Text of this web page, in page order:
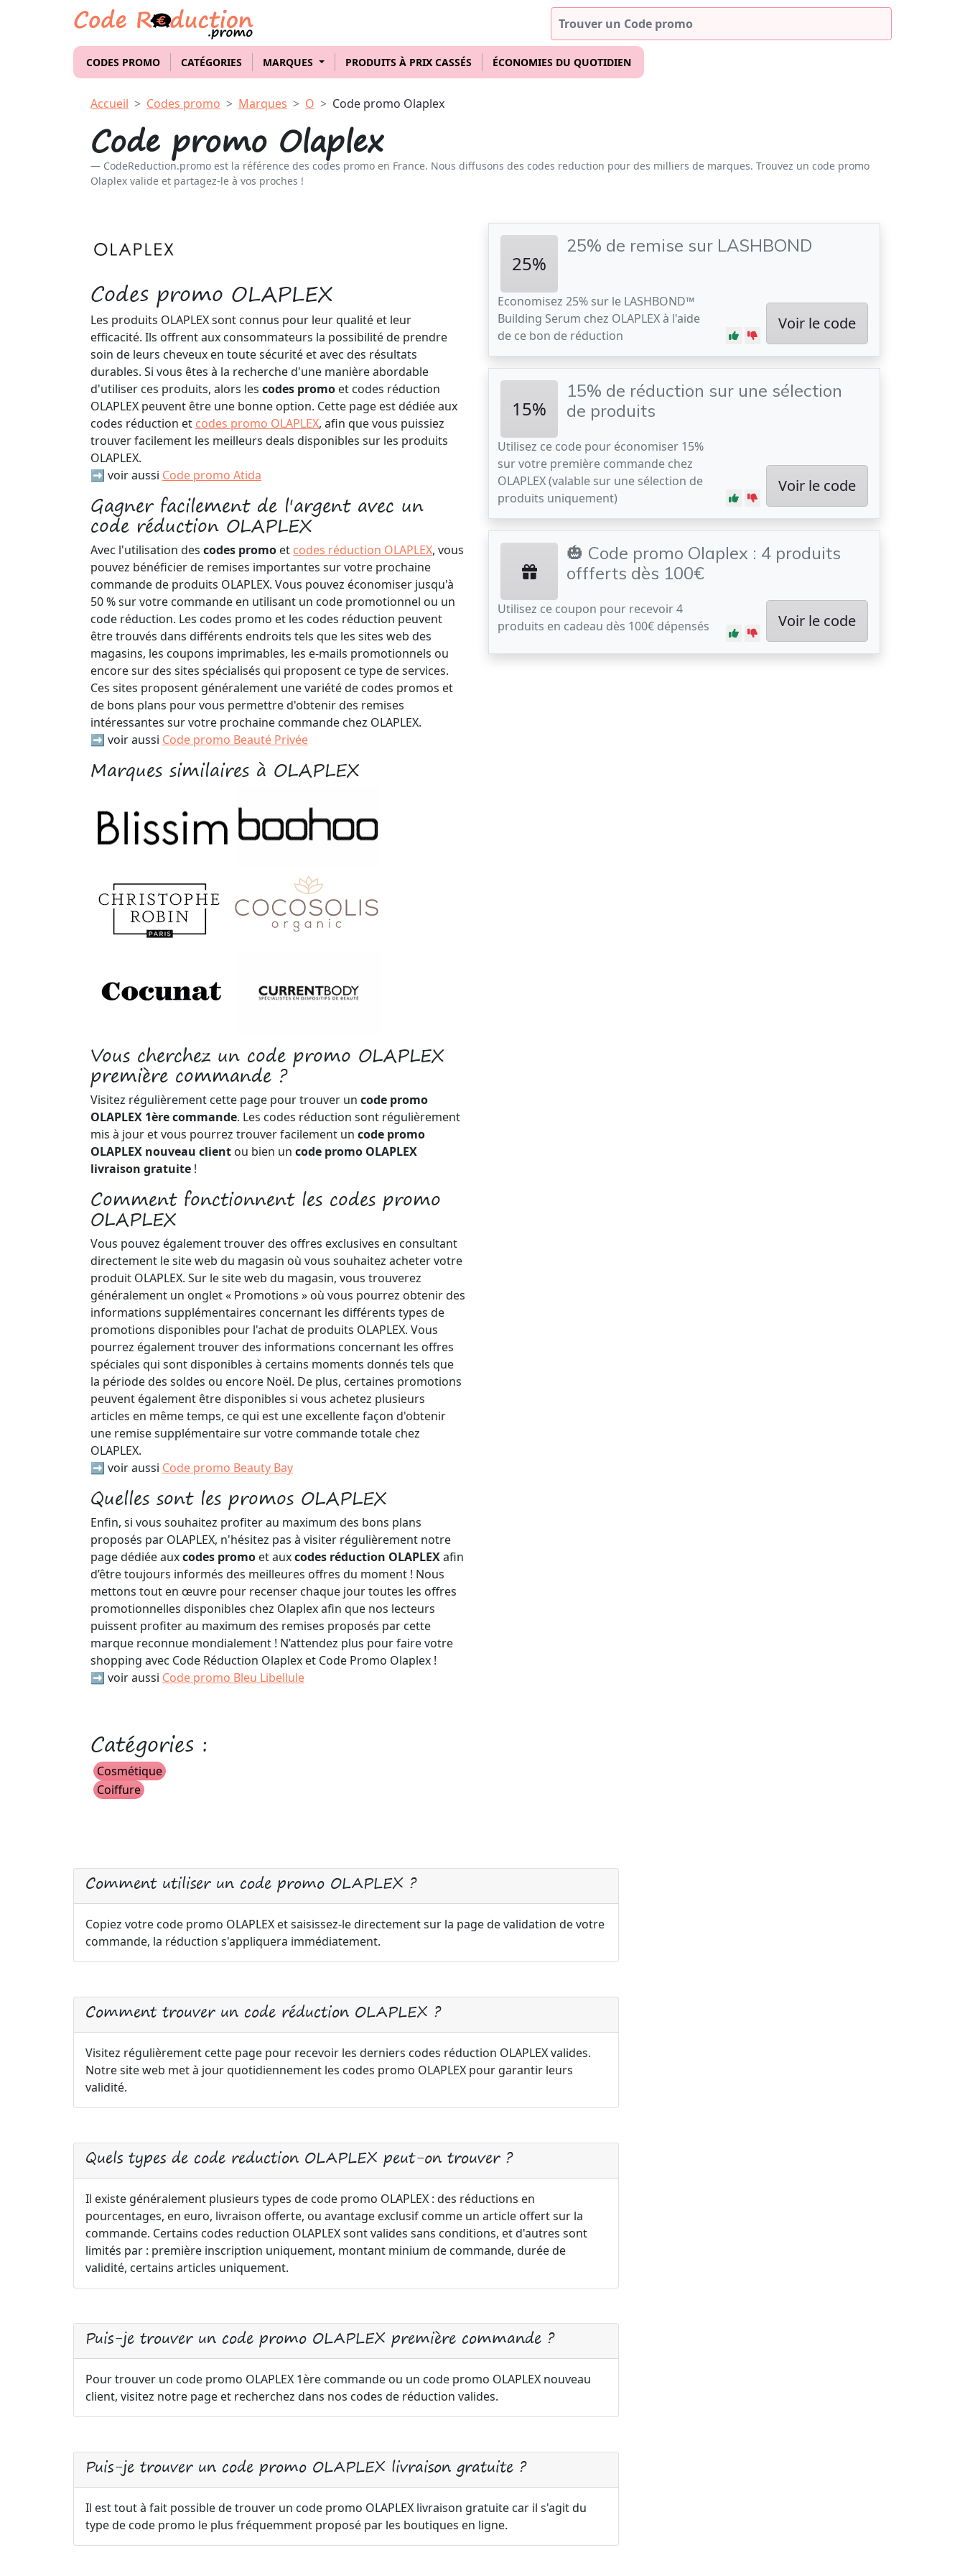
CODES PROMO CATÉGORIES MARQUES PRODUITS À PRIX CASSÉS ÉCONOMIES DU QUOTIDIEN
Accueil Codes promo Marques O Code promo Olaplex
Code promo Olaplex
CodeReduction.promo est la référence des codes promo en France. Nous diffusons des codes reduction pour des milliers de marques. Trouvez un code promo
Olaplex valide et partagez-le à vos proches !
Codes promo OLAPLEX
Les produits OLAPLEX sont connus pour leur qualité et leur
efficacité. Ils offrent aux consommateurs la possibilité de prendre
soin de leurs cheveux en toute sécurité et avec des résultats
durables. Si vous êtes à la recherche d'une manière abordable
d'utiliser ces produits, alors les codes promo et codes réduction
OLAPLEX peuvent être une bonne option. Cette page est dédiée aux
codes réduction et codes promo OLAPLEX, afin que vous puissiez
trouver facilement les meilleurs deals disponibles sur les produits
OLAPLEX.
➡️ voir aussi Code promo Atida
Gagner facilement de l'argent avec un
code réduction OLAPLEX
Avec l'utilisation des codes promo et codes réduction OLAPLEX, vous
pouvez bénéficier de remises importantes sur votre prochaine
commande de produits OLAPLEX. Vous pouvez économiser jusqu'à
50 % sur votre commande en utilisant un code promotionnel ou un
code réduction. Les codes promo et les codes réduction peuvent
être trouvés dans différents endroits tels que les sites web des
magasins, les coupons imprimables, les e-mails promotionnels ou
encore sur des sites spécialisés qui proposent ce type de services.
Ces sites proposent généralement une variété de codes promos et
de bons plans pour vous permettre d'obtenir des remises
intéressantes sur votre prochaine commande chez OLAPLEX.
➡️ voir aussi Code promo Beauté Privée
Marques similaires à OLAPLEX
Vous cherchez un code promo OLAPLEX
première commande ?
Visitez régulièrement cette page pour trouver un code promo
OLAPLEX 1ère commande. Les codes réduction sont régulièrement
mis à jour et vous pourrez trouver facilement un code promo
OLAPLEX nouveau client ou bien un code promo OLAPLEX
livraison gratuite !
Comment fonctionnent les codes promo
OLAPLEX
Vous pouvez également trouver des offres exclusives en consultant
directement le site web du magasin où vous souhaitez acheter votre
produit OLAPLEX. Sur le site web du magasin, vous trouverez
généralement un onglet « Promotions » où vous pourrez obtenir des
informations supplémentaires concernant les différents types de
promotions disponibles pour l'achat de produits OLAPLEX. Vous
pourrez également trouver des informations concernant les offres
spéciales qui sont disponibles à certains moments donnés tels que
la période des soldes ou encore Noël. De plus, certaines promotions
peuvent également être disponibles si vous achetez plusieurs
articles en même temps, ce qui est une excellente façon d'obtenir
une remise supplémentaire sur votre commande totale chez
OLAPLEX.
➡️ voir aussi Code promo Beauty Bay
Quelles sont les promos OLAPLEX
Enfin, si vous souhaitez profiter au maximum des bons plans
proposés par OLAPLEX, n'hésitez pas à visiter régulièrement notre
page dédiée auxcodes promo et auxcodes réduction OLAPLEXafin
d’être toujours informés des meilleures offres du moment ! Nous
mettons tout en œuvre pour recenser chaque jour toutes les offres
promotionnelles disponibles chez Olaplex afin que nos lecteurs
puissent profiter au maximum des remises proposés par cette
marque reconnue mondialement ! N’attendez plus pour faire votre
shopping avec Code Réduction Olaplex et Code Promo Olaplex !
➡️ voir aussi Code promo Bleu Libellule
Catégories :
Cosmétique
Coiffure
25%
25% de remise sur LASHBOND
Economisez 25% sur le LASHBOND™
Building Serum chez OLAPLEX à l'aide
de ce bon de réduction
Voir le code
15%
15% de réduction sur une sélection
de produits
Utilisez ce code pour économiser 15%
sur votre première commande chez
OLAPLEX (valable sur une sélection de
produits uniquement)
Voir le code
🎃 Code promo Olaplex : 4 produits
offferts dès 100€
Utilisez ce coupon pour recevoir 4
produits en cadeau dès 100€ dépensés
Voir le code
Comment utiliser un code promo OLAPLEX ?
Copiez votre code promo OLAPLEX et saisissez-le directement sur la page de validation de votre
commande, la réduction s'appliquera immédiatement.
Comment trouver un code réduction OLAPLEX ?
Visitez régulièrement cette page pour recevoir les derniers codes réduction OLAPLEX valides.
Notre site web met à jour quotidiennement les codes promo OLAPLEX pour garantir leurs
validité.
Quels types de code reduction OLAPLEX peut-on trouver ?
Il existe généralement plusieurs types de code promo OLAPLEX : des réductions en
pourcentages, en euro, livraison offerte, ou avantage exclusif comme un article offert sur la
commande. Certains codes reduction OLAPLEX sont valides sans conditions, et d'autres sont
limités par : première inscription uniquement, montant minium de commande, durée de
validité, certains articles uniquement.
Puis-je trouver un code promo OLAPLEX première commande ?
Pour trouver un code promo OLAPLEX 1ère commande ou un code promo OLAPLEX nouveau
client, visitez notre page et recherchez dans nos codes de réduction valides.
Puis-je trouver un code promo OLAPLEX livraison gratuite ?
Il est tout à fait possible de trouver un code promo OLAPLEX livraison gratuite car il s'agit du
type de code promo le plus fréquemment proposé par les boutiques en ligne.